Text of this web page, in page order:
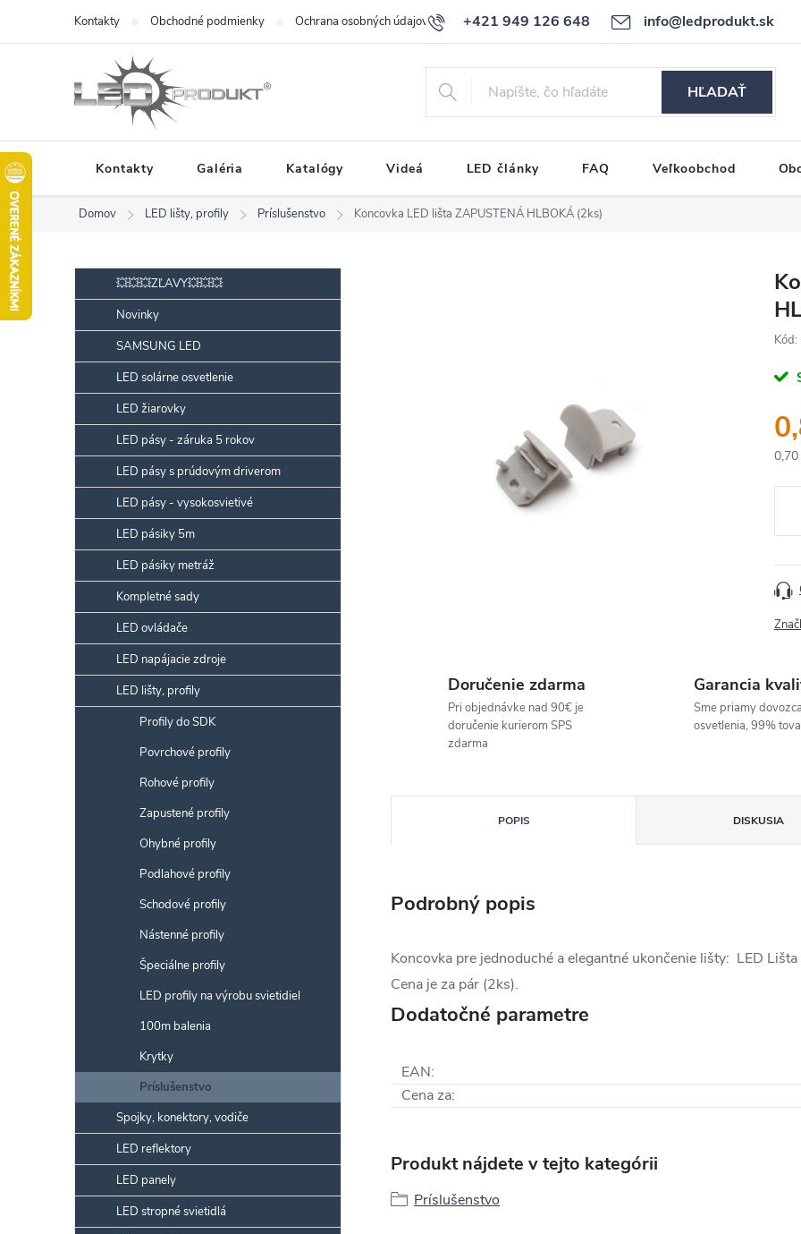
obsah
+421 949 126 648 info@ledprodukt.sk
Kontakty Obchodné podmienky Ochrana osobných údajov Reklamačný poriadok
HĽADAŤ
Kontakty Galéria Katalógy Videá LED články FAQ Veľkoobchod
Domov LED lišty, profily Príslušenstvo Koncovka LED lišta ZAPUSTENÁ HLBOKÁ (2ks)
o
č
n
a
n
e
Preskočiť
kategórie💥💥💥ZĽAVY💥💥💥
Novinky
SAMSUNG LED
LED solárne osvetlenie
LED žiarovky
LED pásy - záruka 5 rokov
LED pásy s prúdovým driverom
LED pásy - vysokosvietivé
LED pásiky 5m
LED pásiky metráž
Kompletné sady
LED ovládače
LED napájacie zdroje
LED lišty, profily
Profily do SDK
Povrchové profily
Rohové profily
Zapustené profily
Ohybné profily
Podlahové profily
Schodové profily
Nástenné profily
Špeciálne profily
LED profily na výrobu svietidiel
100m balenia
Krytky
Príslušenstvo
Spojky, konektory, vodiče
LED reflektory
LED panely
LED stropné svietidlá
Kód:
cena:
Doručenie zdarma
Pri objednávke nad 90€ je
doručenie kurierom SPS
zdarma
Garancia
Sme priamy
osvetlenia, 99%
POPIS DISKUSIA
Podrobný popis
Koncovka pre jednoduché a elegantné ukončenie lišty: LED
Cena je za pár (2ks).
Dodatočné parametre
EAN:
Cena za:
Produkt nájdete v tejto kategórii
Príslušenstvo